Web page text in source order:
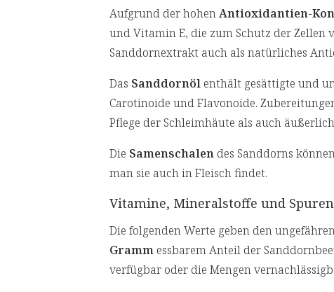
Aufgrund der hohenAntioxidantien-
und Vitamin E, die zum Schutz der
Sanddornextrakt auch als natürliches
Das Sanddornölenthält gesättigte und
Carotinoide und Flavonoide.
Pflege der Schleimhäute als auch
Die Samenschalendes Sanddorns
man sie auch in Fleisch findet.
Vitamine, Mineralstoffe und
Die folgenden Werte geben den
Grammessbarem Anteil der
verfügbar oder die Mengen